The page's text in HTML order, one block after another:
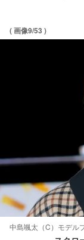
( 画像9/53 )
中島颯太（C）モデル